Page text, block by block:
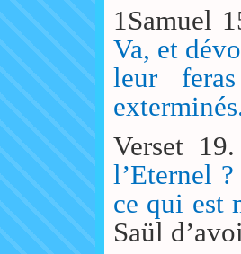
1Samuel
Va, et
leur
Verset
l’Eternel
ce qui est
Saül